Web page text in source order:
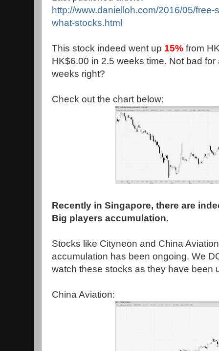
http://www.danielloh.com/2016/05/
what-stocks.html
This stock indeed went up 15% from
HK$6.00 in 2.5 weeks time. Not bad
weeks right?
Check out the chart below:
Recently in Singapore, there are
Big players accumulation.
Stocks like Cityneon and China
accumulation has been ongoing. We
watch these stocks as they have been
China Aviation: